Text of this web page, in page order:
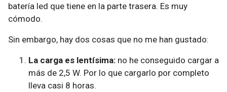
batería led que tiene en la parte trasera. Es muy
cómodo.
Sin embargo, hay dos cosas que no me han gustado:
La carga es lentísima: no he conseguido cargar a
más de 2,5 W. Por lo que cargarlo por completo
lleva casi 8 horas.